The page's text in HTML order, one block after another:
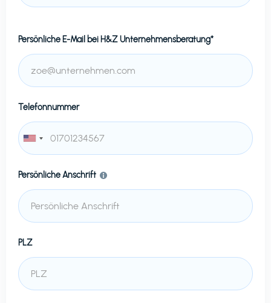
Persönliche E-Mail bei H&Z Unternehmensberatung*
Telefonnummer
Persönliche Anschrift
PLZ